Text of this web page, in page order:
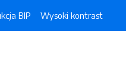
BIP Wysoki kontrast